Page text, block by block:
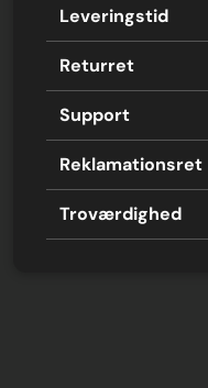
Leveringstid
Returret
Support
Reklamationsret
Troværdighed